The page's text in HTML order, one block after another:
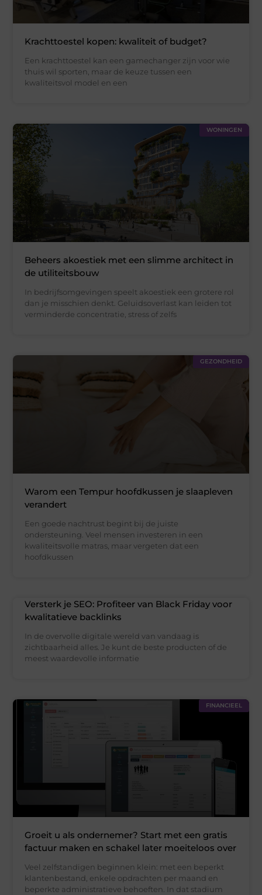
Krachttoestel kopen: kwaliteit of budget?
Een krachttoestel kan een gamechanger zijn voor wie
thuis wil sporten, maar de keuze tussen een
kwaliteitsvol model en een
WONINGEN
Beheers akoestiek met een slimme architect in
de utiliteitsbouw
In bedrijfsomgevingen speelt akoestiek een grotere rol
dan je misschien denkt. Geluidsoverlast kan leiden tot
verminderde concentratie, stress of zelfs
GEZONDHEID
Warom een Tempur hoofdkussen je slaapleven
verandert
Een goede nachtrust begint bij de juiste
ondersteuning. Veel mensen investeren in een
kwaliteitsvolle matras, maar vergeten dat een
hoofdkussen
Versterk je SEO: Profiteer van Black Friday voor
kwalitatieve backlinks
In de overvolle digitale wereld van vandaag is
zichtbaarheid alles. Je kunt de beste producten of de
meest waardevolle informatie
FINANCIEEL
Groeit u als ondernemer? Start met een gratis
factuur maken en schakel later moeiteloos over
Veel zelfstandigen beginnen klein: met een beperkt
klantenbestand, enkele opdrachten per maand en
beperkte administratieve behoeften. In dat stadium